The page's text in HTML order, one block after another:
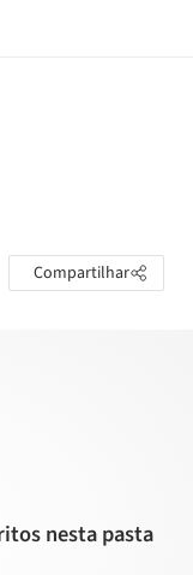
Compartilhar
nesta pasta